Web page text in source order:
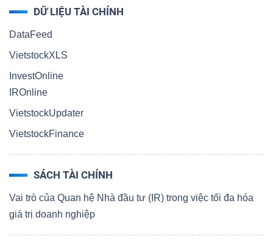
DỮ LIỆU TÀI CHÍNH
DataFeed
VietstockXLS
InvestOnline
IROnline
VietstockUpdater
VietstockFinance
SÁCH TÀI CHÍNH
Vai trò của Quan hệ Nhà đầu tư (IR) trong việc tối đa hóa
giá trị doanh nghiệp